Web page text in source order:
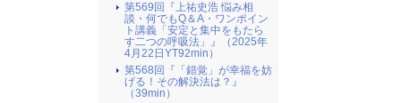
第569回『上祐史浩 悩み相
談・何でもQ＆A・ワンポイン
ト講義「安定と集中をもたら
す二つの呼吸法」』（2025年
4月22日YT92min）
第568回『「錯覚」が幸福を妨
げる！その解決法は？』
（39min）